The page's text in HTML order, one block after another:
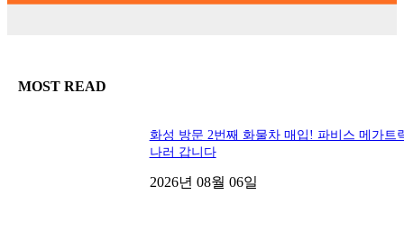
MOST READ
화성 방문 2번째 화물차 매입! 파비스 메가트
나러 갑니다
2026년 08월 06일